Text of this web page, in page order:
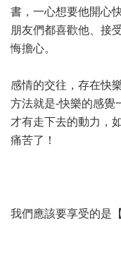
書，一心想要他開心
朋友們都喜歡他、接
悔擔心。
感情的交往，存在快
方法就是-快樂的感覺
才有走下去的動力，
痛苦了！
我們應該要享受的是